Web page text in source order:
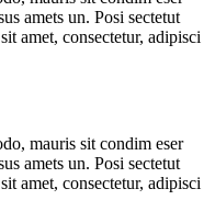
amets un. Posi sectetut
amet, consectetur, adipisci
mauris sit condim eser
amets un. Posi sectetut
amet, consectetur, adipisci